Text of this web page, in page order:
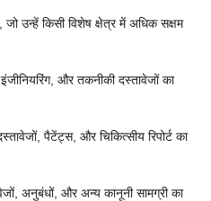
उन्हें किसी विशेष क्षेत्र में अधिक सक्षम
इंजीनियरिंग, और तकनीकी दस्तावेजों का
पैटेंट्स, और चिकित्सीय रिपोर्ट का
अनुबंधों, और अन्य कानूनी सामग्री का